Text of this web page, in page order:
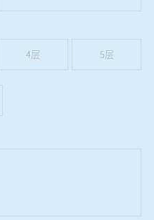
4层 5层